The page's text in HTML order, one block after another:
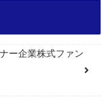
ー企業株式ファン